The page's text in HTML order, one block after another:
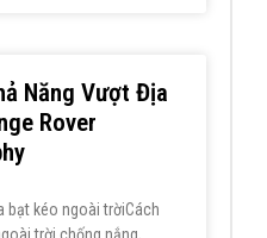
Năng Vượt Địa
Rover
bạt kéo ngoài trờiCách